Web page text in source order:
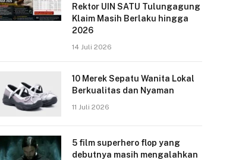
Rektor UIN SATU Tulungagung
Klaim Masih Berlaku hingga
2026
14 Juli 2026
10 Merek Sepatu Wanita Lokal
Berkualitas dan Nyaman
11 Juli 2026
5 film superhero flop yang
debutnya masih mengalahkan